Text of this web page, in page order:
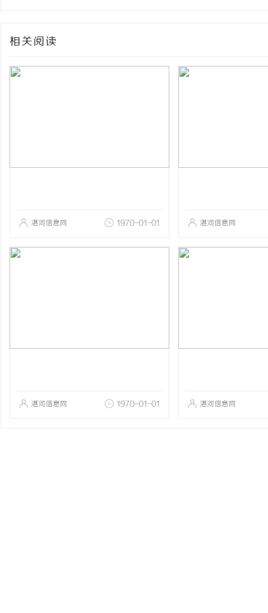
相关阅读
湛河信息网 1970-01-01 湛河信息网
湛河信息网 1970-01-01 湛河信息网